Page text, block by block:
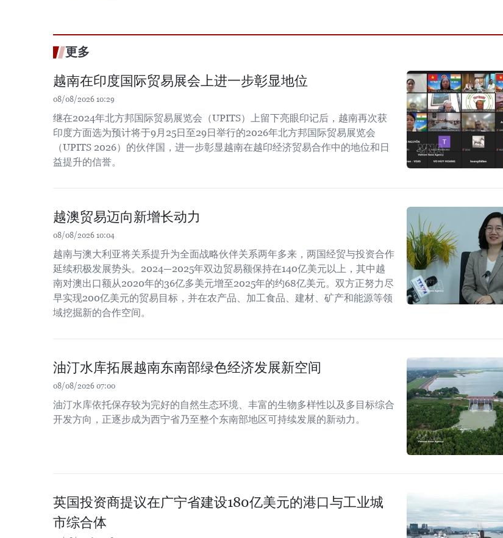
更多
越南在印度国际贸易展会上进一步彰显地位
08/08/2026 10:29
继在2024年北方邦国际贸易展览会（UPITS）上留下亮眼印记后，越南再次获
印度方面选为预计将于9月25日至29日举行的2026年北方邦国际贸易展览会
（UPITS 2026）的伙伴国，进一步彰显越南在越印经济贸易合作中的地位和日
益提升的信誉。
越澳贸易迈向新增长动力
08/08/2026 10:04
越南与澳大利亚将关系提升为全面战略伙伴关系两年多来，两国经贸与投资合作
延续积极发展势头。2024—2025年双边贸易额保持在140亿美元以上，其中越
南对澳出口额从2020年的36亿多美元增至2025年的约68亿美元。双方正努力尽
早实现200亿美元的贸易目标，并在农产品、加工食品、建材、矿产和能源等领
域挖掘新的合作空间。
油汀水库拓展越南东南部绿色经济发展新空间
08/08/2026 07:00
油汀水库依托保存较为完好的自然生态环境、丰富的生物多样性以及多目标综合
开发方向，正逐步成为西宁省乃至整个东南部地区可持续发展的新动力。
英国投资商提议在广宁省建设180亿美元的港口与工业城
市综合体